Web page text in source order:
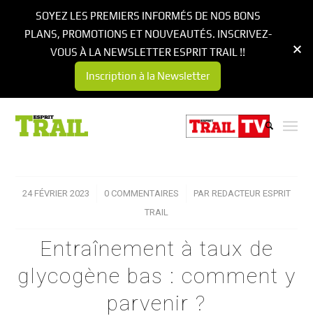
24 FÉVRIER 2023
/ 0 COMMENTAIRES
/ PAR REDACTEUR ESPRIT
TRAIL
Entraînement à taux de
glycogène bas : comment y
parvenir ?
SOYEZ LES PREMIERS INFORMÉS DE NOS BONS
PLANS, PROMOTIONS ET NOUVEAUTÉS. INSCRIVEZ-
VOUS À LA NEWSLETTER ESPRIT TRAIL !!
Inscription à la Newsletter